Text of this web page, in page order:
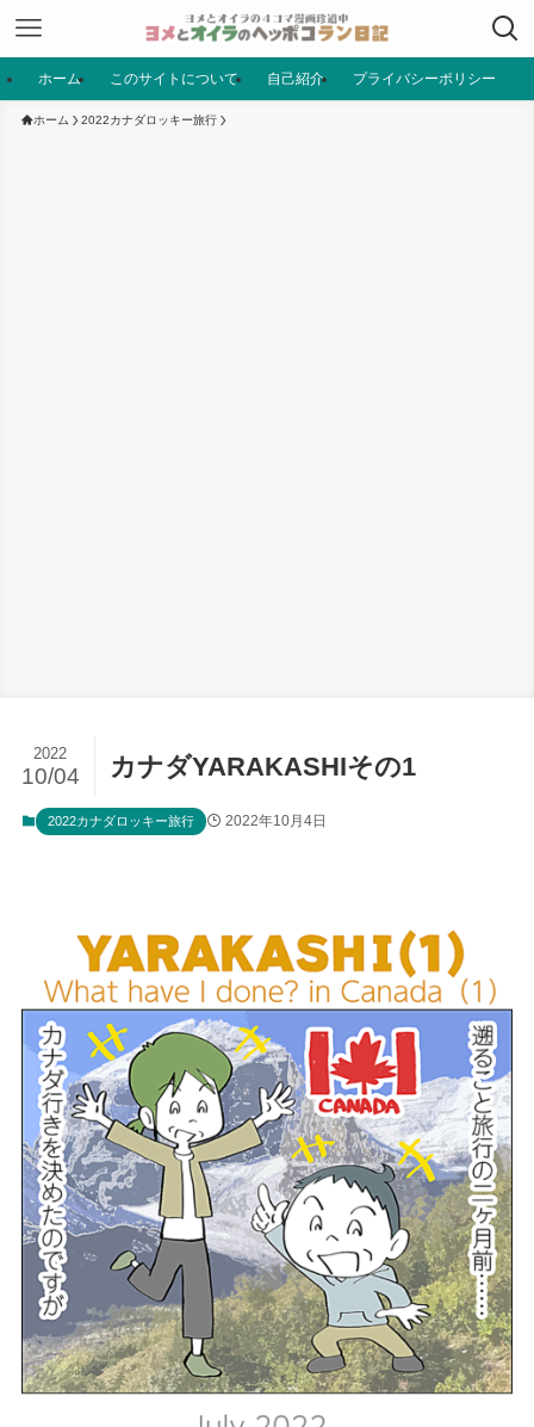
ホーム このサイトについて 自己紹介 プライバシーポリシー
ホーム 2022カナダロッキー旅行
カナダYARAKASHIその1
2022
10/04
2022カナダロッキー旅行 2022年10月4日